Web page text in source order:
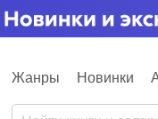
Жанры Новинки